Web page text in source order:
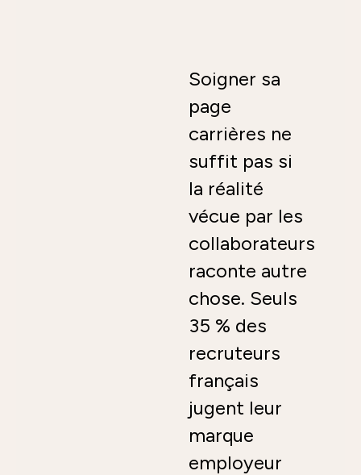
Soigner sa
page
carrières ne
suffit pas si
la réalité
vécue par les
collaborateurs
raconte autre
chose. Seuls
35 % des
recruteurs
français
jugent leur
marque
employeur